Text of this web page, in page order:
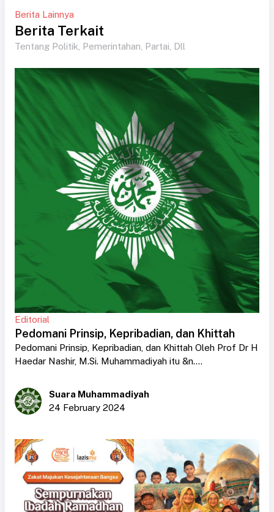
Berita Lainnya
Berita Terkait
Tentang Politik, Pemerintahan, Partai, Dll
Editorial
Pedomani Prinsip, Kepribadian, dan Khittah
Pedomani Prinsip, Kepribadian, dan Khittah Oleh Prof Dr H
Haedar Nashir, M.Si. Muhammadiyah itu &n....
Suara Muhammadiyah
24 February 2024